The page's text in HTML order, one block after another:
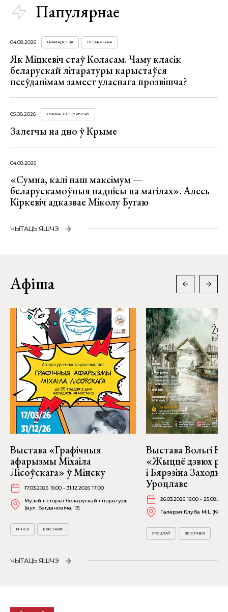
Папулярнае
04.08.2026 ГРАМАДСТВА ЛІТАРАТУРА
Як Міцкевіч стаў Коласам. Чаму класік
беларускай літаратуры карыстаўся
псеўданімам замест уласнага прозвішча?
05.08.2026 «МАМА, НЕ ЖУРЫСЯ!»
Залегчы на дно ў Крыме
04.08.2026
«Сумна, калі наш максімум —
беларускамоўныя надпісы на магілах». Алесь
Кіркевіч адказвае Міколу Бугаю
ЧЫТАЦЬ ЯШЧЭ
Афіша
Выстава «Графічныя
афарызмы Міхаіла
Лісоўскага» ў Мінску
17.03.2026 16:00 - 31.12.2026 17:00
Музей гісторыі беларускай літаратуры
(вул. Багдановіча, 13)
МІНСК ВЫСТАВЫ
Выстава Вольгі
«Жыццё дзвюх
і Бярэзіна
Уроцлаве
26.03.2026 16:00 -
Галерэя Клуба MiL
УРОЦЛАЎ ВЫСТАВЫ
ЧЫТАЦЬ ЯШЧЭ